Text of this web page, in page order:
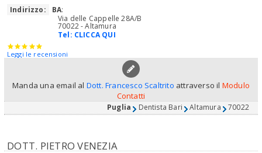
Indirizzo:
BA:
Via delle Cappelle 28A/B
70022 - Altamura
Tel: CLICCA QUI
Leggi le recensioni
Manda una email al Dott. Francesco Scaltrito attraverso il Modulo
Contatti
Puglia Dentista Bari Altamura 70022
DOTT. PIETRO VENEZIA